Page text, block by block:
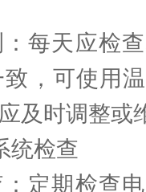
天应检查
，可使用
及时调整或
检查
期检查电